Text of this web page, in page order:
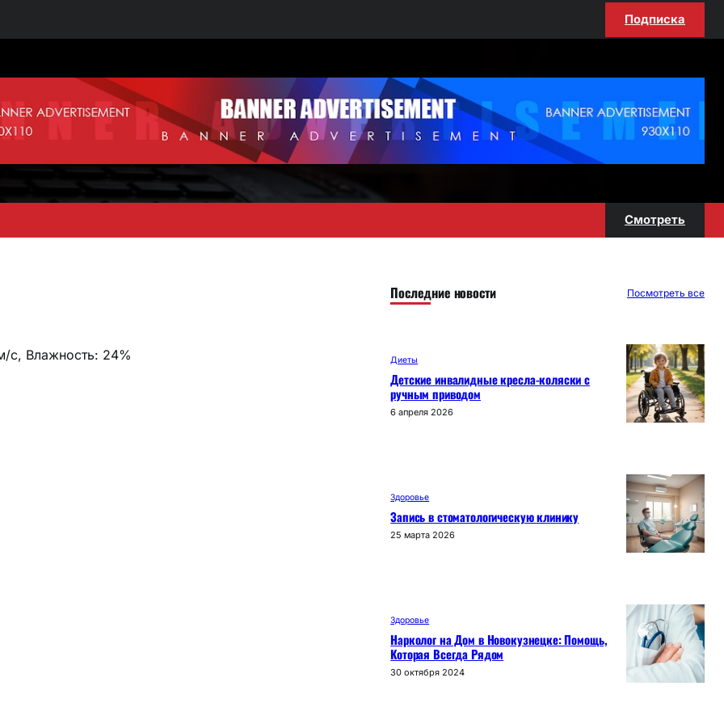
Подписка
Смотреть
с, Влажность: 24%
Последние новости Посмотреть все
Диеты
Детские инвалидные кресла-коляски с
ручным приводом
6 апреля 2026
Здоровье
Запись в стоматологическую клинику
25 марта 2026
Здоровье
Нарколог на Дом в Новокузнецке: Помощь,
Которая Всегда Рядом
30 октября 2024